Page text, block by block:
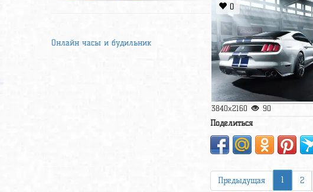
Онлайн часы и будильник
0
3840x2160 90
Поделиться
Предыдущая 1 2